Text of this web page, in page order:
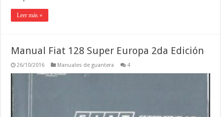
Leer más »
Manual Fiat 128 Super Europa 2da Edición
26/10/2016 Manuales de guantera 4